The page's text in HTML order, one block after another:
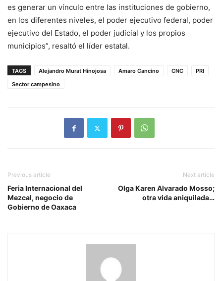
es generar un vínculo entre las instituciones de gobierno,
en los diferentes niveles, el poder ejecutivo federal, poder
ejecutivo del Estado, el poder judicial y los propios
municipios”, resaltó el líder estatal.
TAGS Alejandro Murat Hinojosa Amaro Cancino CNC
PRI
Sector campesino
Previous article
Feria Internacional del
Mezcal, negocio de
Gobierno de Oaxaca
Next article
Olga Karen Alvarado Mosso;
otra vida aniquilada…